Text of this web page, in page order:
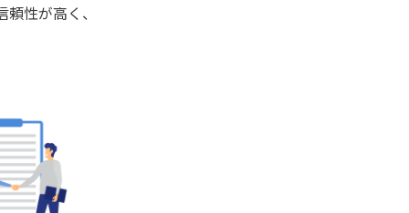
性が高く、